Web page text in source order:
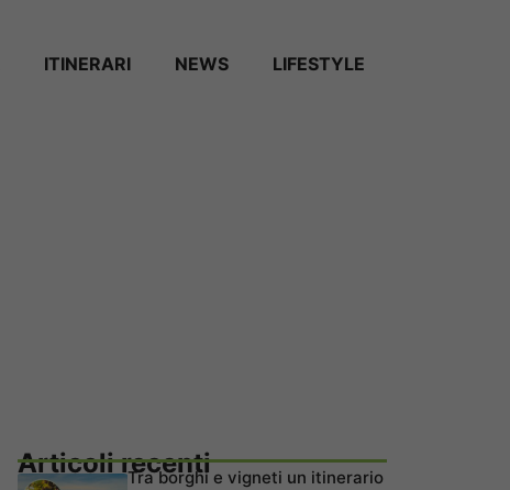
ITINERARI NEWS LIFESTYLE
Articoli recentiTra borghi e vigneti un itinerario